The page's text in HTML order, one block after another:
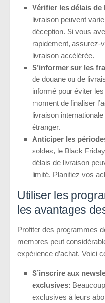
Vérifier les délais de
livraison peuvent
déception. Si vous
rapidement, assurez-
livraison accélérée.
S’informer sur les
de douane ou de
informé pour éviter
moment de finaliser
livraison
étranger.
Anticiper les
soldes, le Black
délais de livraison
limité. Planifiez vos
Utiliser les
les avantages
Profiter des programmes
membres peut
expérience d’achat. Voici
S’inscrire aux
exclusives:
exclusives à leurs